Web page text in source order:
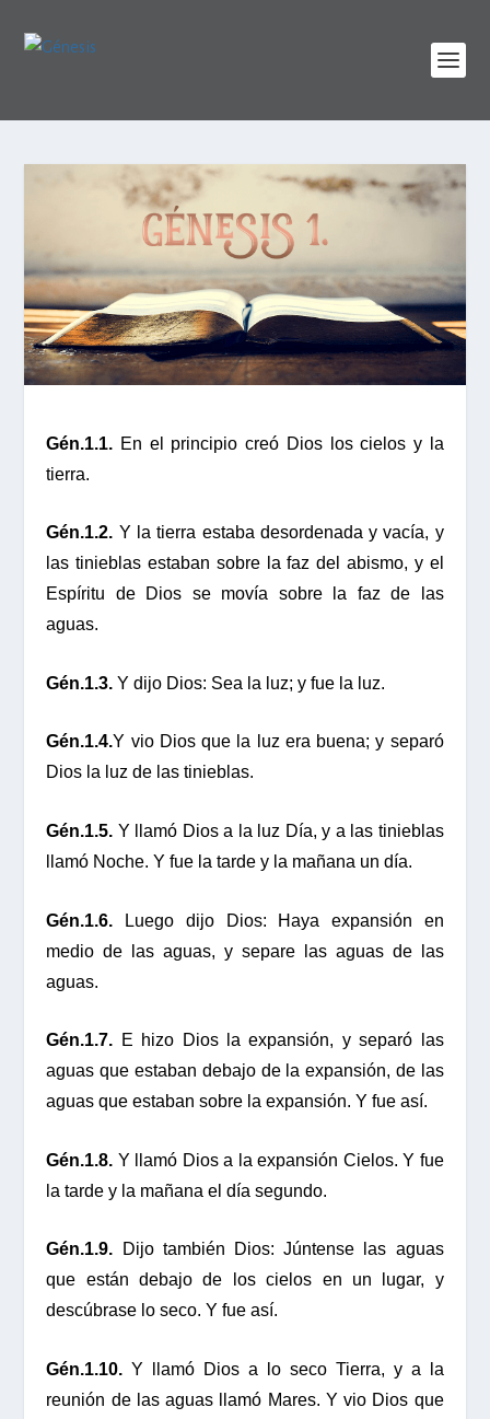
Gén.1.1. En el principio creó Dios los cielos y la
tierra.
Gén.1.2. Y la tierra estaba desordenada y vacía, y
las tinieblas estaban sobre la faz del abismo, y el
Espíritu de Dios se movía sobre la faz de las
aguas.
Gén.1.3.Y dijo Dios: Sea la luz; y fue la luz.
Gén.1.4.Y vio Dios que la luz era buena; y separó
Dios la luz de las tinieblas.
Gén.1.5. Y llamó Dios a la luz Día, y a las tinieblas
llamó Noche. Y fue la tarde y la mañana un día.
Gén.1.6.
Luego dijo Dios: Haya expansión en
medio de las aguas, y separe las aguas de las
aguas.
Gén.1.7. E hizo Dios la expansión, y separó las
aguas que estaban debajo de la expansión, de las
aguas que estaban sobre la expansión. Y fue así.
Gén.1.8. Y llamó Dios a la expansión Cielos. Y fue
la tarde y la mañana el día segundo.
Gén.1.9.
Dijo también Dios: Júntense las aguas
que están debajo de los cielos en un lugar, y
descúbrase lo seco. Y fue así.
Gén.1.10.Y llamó Dios a lo seco Tierra, y a la
reunión de las aguas llamó Mares. Y vio Dios que